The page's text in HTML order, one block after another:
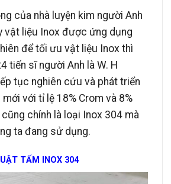
của nhà luyện kim người Anh
vật liệu Inox được ứng dụng
để tối ưu vật liệu Inox thì
tiến sĩ người Anh là W. H
tục nghiên cứu và phát triển
với tỉ lệ 18% Crom và 8%
cũng chính là loại Inox 304 mà
ta đang sử dụng.
TẤM INOX 304